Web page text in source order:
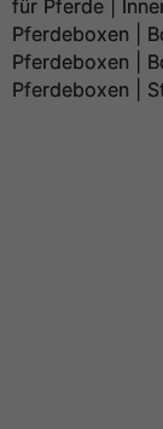
für Pferde |
Pferdeboxen |
Pferdeboxen |
Pferdeboxen |